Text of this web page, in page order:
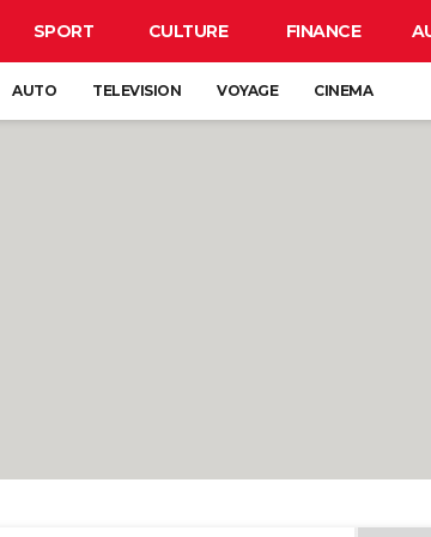
SPORT CULTURE FINANCE
AUTO TELEVISION VOYAGE CINEMA